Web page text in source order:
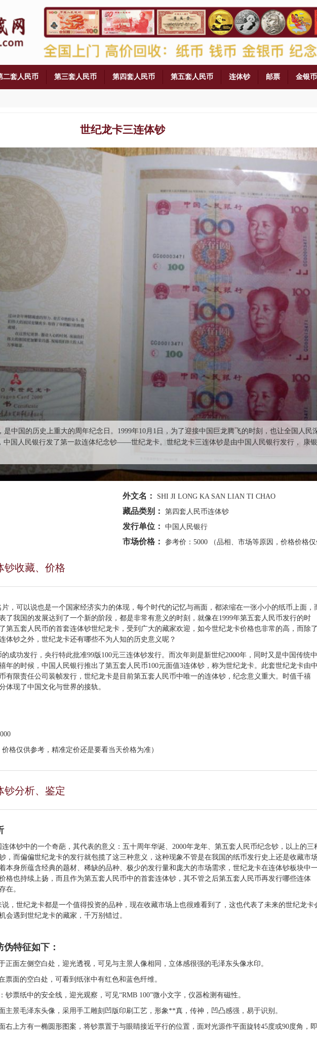
二套人民币 第三套人民币 第四套人民币 第五套人民币 连体钞 邮票 金银币
世纪龙卡三连体钞
是中国的历史上重大的周年纪念日。1999年10月1日，为了迎接中国巨龙腾飞的时刻，也让全国人民
中国人民银行发了第一款连体纪念钞——世纪龙卡。世纪龙卡三连体钞是由中国人民银行发行， 康银
外文名： SHI JI LONG KA SAN LIAN TI CHAO
藏品类别： 第四套人民币连体钞
发行单位： 中国人民银行
市场价格： 参考价：5000 （品相、市场等原因，价格价格仅
钞收藏、价格
片，可以说也是一个国家经济实力的体现，每个时代的记忆与画面，都浓缩在一张小小的纸币上面，
了我国的发展达到了一个新的阶段，都是非常有意义的时刻，就像在1999年第五套人民币发行的时
第五套人民币的首套连体钞世纪龙卡，受到广大的藏家欢迎，如今世纪龙卡价格也非常的高，而除了
体钞之外，世纪龙卡还有哪些不为人知的历史意义呢？
成功发行，央行特此批准99版100元三连体钞发行。而次年则是新世纪2000年，同时又是中国传统中
年的时候，中国人民银行推出了第五套人民币100元面值3连体钞，称为世纪龙卡。此套世纪龙卡由中
有限责任公司装帧发行，世纪龙卡是目前第五套人民币中唯一的连体钞，纪念意义重大。时值千禧
体现了中国文化与世界的接轨。
价格仅供参考，精准定价还是要看当天价格为准）
钞分析、鉴定
连体钞中的一个奇葩，其代表的意义：五十周年华诞、2000年龙年、第五套人民币纪念钞 ，以上的三
，而偏偏世纪龙卡的发行就包揽了这三种意义，这种现象不管是在我国的纸币发行史上还是收藏市场
本身所蕴含经典的题材、稀缺的品种、极少的发行量和庞大的市场需求，世纪龙卡在连体钞板块中
格也持续上扬，而且作为第五套人民币中的首套连体钞，其不管之后第五套人民币再发行哪些连体
在。
，世纪龙卡都是一个值得投资的品种，现在收藏市场上也很难看到了，这也代表了未来的世纪龙卡
会遇到世纪龙卡的藏家，千万别错过。
特征如下：
正面左侧空白处，迎光透视，可见与主景人像相同，立体感很强的毛泽东头像水印。
票面的空白处，可看到纸张中有红色和蓝色纤维。
钞票纸中的安全线，迎光观察，可见“RMB 100”微小文字，仪器检测有磁性。
主景毛泽东头像，采用手工雕刻凹版印刷工艺，形象**真，传神，凹凸感强，易于识别。
右上方有一椭圆形图案，将钞票置于与眼睛接近平行的位置，面对光源作平面旋转45度或90度角，即